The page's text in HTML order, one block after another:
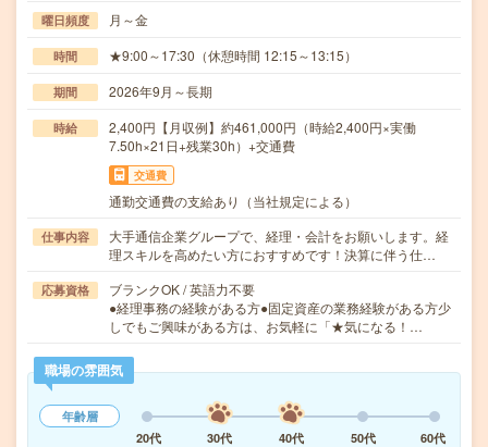
曜日頻度 月～金
時間 ★9:00～17:30（休憩時間 12:15～13:15）
期間 2026年9月～長期
時給
2,400円【月収例】約461,000円（時給2,400円×実働
7.50h×21日+残業30h）+交通費
交通費
通勤交通費の支給あり（当社規定による）
仕事内容
大手通信企業グループで、経理・会計をお願いします。経
理スキルを高めたい方におすすめです！決算に伴う仕…
応募資格
ブランクOK / 英語力不要
●経理事務の経験がある方●固定資産の業務経験がある方少
しでもご興味がある方は、お気軽に「★気になる！…
職場の雰囲気
年齢層
20代
30代 40代 50代
60代